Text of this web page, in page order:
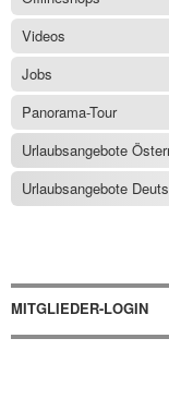
Videos
Jobs
Panorama-Tour
Urlaubsangebote
Urlaubsangebote
MITGLIEDER-LOGIN